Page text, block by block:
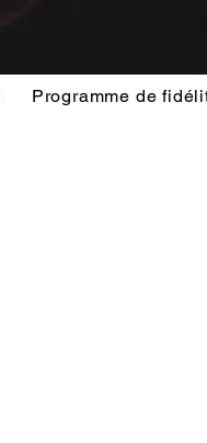
Programme de